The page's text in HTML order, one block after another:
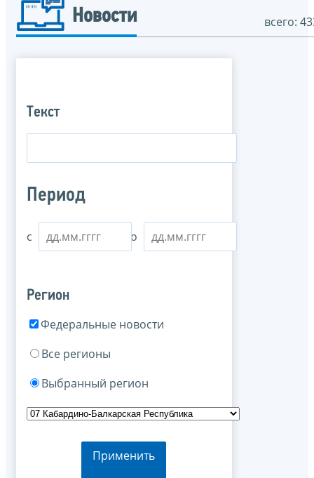
Новости всего:
Текст
Период
с по
Регион
Федеральные новости
Все регионы
Выбранный регион
Применить